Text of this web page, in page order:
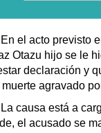
En el acto previsto
Otazu hijo se le
declaración y
muerte agravado
La causa está a
el acusado se